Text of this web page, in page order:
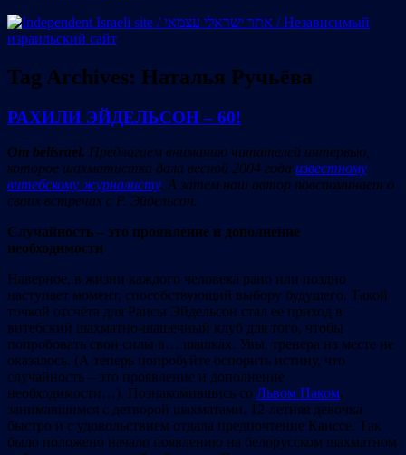
Tag Archives: Наталья Ручьёва
РАХИЛИ ЭЙДЕЛЬСОН – 60!
От belisrael. Предлагаем вниманию читателей интервью,
которое шахматистка дала весной 2004 года известному
витебскому журналисту. А затем наш автор повспоминает о
своих встречах с Р. Эйдельсон.
Случайность – это проявление и дополнение
необходимости
Наверное, в жизни каждого человека рано или поздно
наступает момент, способствующий выбору будущего. Такой
точкой отсчёта для Раисы Эйдельсон стал ее приход в
витебский шахматно-шашечный клуб для того, чтобы
попробовать свои силы в… шашках. Увы, тренера на месте не
оказалось. (А теперь попробуйте оспорить истину, что
случайность – это проявление и дополнение
необходимости…). Познакомившись со Львом Паком,
занимавшимся с детворой шахматами, 12-летняя девочка
быстро и с удовольствием отдала предпочтение Каиссе. Так
было положено начало появлению на белорусском шахматном